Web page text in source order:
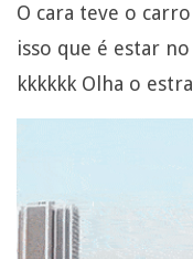
O cara teve o
isso que é estar
kkkkkk Olha o